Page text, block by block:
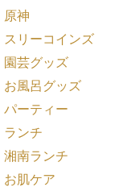
原神
スリーコインズ
園芸グッズ
お風呂グッズ
パーティー
ランチ
湘南ランチ
お肌ケア